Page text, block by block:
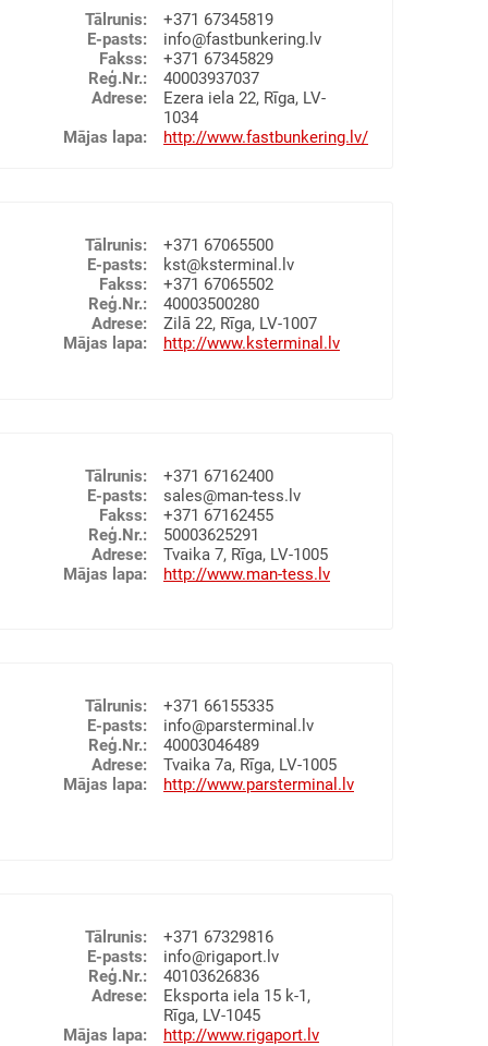
and warehousing services
KRAVU PĀRKRAUŠANA UN UZGLABĀŠANA
Tālrunis:
+371 67345819
E-pasts:
info@fastbunkering.lv
Fakss:
+371 67345829
Reģ.Nr.:
40003937037
Adrese:
Ezera iela 22, Rīga, LV-
1034
Mājas lapa:
http://www.fastbunkering.lv/
Tālrunis:
+371 67065500
E-pasts:
kst@ksterminal.lv
Fakss:
+371 67065502
Reģ.Nr.:
40003500280
Adrese:
Zilā 22, Rīga, LV-1007
Mājas lapa: http://www.ksterminal.lv
from railway wagons, motor vehicles and
CELTNIECĪBAS MATERIĀLI METĀLI
LAUKSAIMNIECĪBAS PRODUKTI
Tālrunis:
+371 67162400
E-pasts:
sales@man-tess.lv
Fakss:
+371 67162455
Reģ.Nr.:
50003625291
Adrese:
Tvaika 7, Rīga, LV-1005
Mājas lapa: http://www.man-tess.lv
animal nutrition
KOKMATERIĀLI LAUKSAIMNIECĪBAS PRODUKTI
Tālrunis:
+371 66155335
E-pasts:
info@parsterminal.lv
Reģ.Nr.:
40003046489
Adrese:
Tvaika 7a, Rīga, LV-1005
Mājas lapa: http://www.parsterminal.lv
Tālrunis:
+371 67329816
E-pasts:
info@rigaport.lv
Reģ.Nr.:
40103626836
Adrese:
Eksporta iela 15 k-1,
Rīga, LV-1045
Mājas lapa: http://www.rigaport.lv